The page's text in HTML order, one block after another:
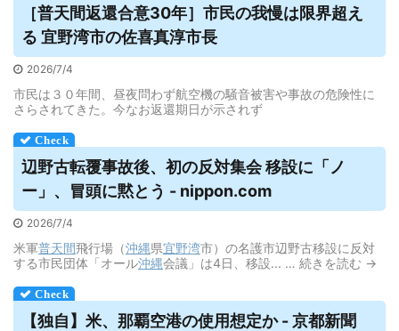
［普天間返還合意30年］市民の我慢は限界超え
る 宜野湾市の佐喜真淳市長
2026/7/4
市民は３０年間、昼夜問わず航空機の騒音被害や事故の危険性に
さらされてきた。今なお返還期日が示されず
辺野古転覆事故後、初の反対集会 移設に「ノ
ー」、冒頭に黙とう - nippon.com
2026/7/4
米軍普天間飛行場（沖縄県宜野湾市）の名護市辺野古移設に反対
する市民団体「オール沖縄会議」は4日、移設... … 続きを読む →
【独自】米、那覇空港の使用想定か - 京都新聞